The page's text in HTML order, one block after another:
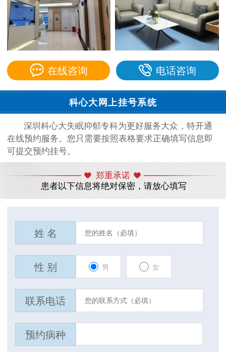
在线咨询 电话咨询
科心大网上挂号系统
深圳科心大失眠抑郁专科为更好服务大众，特开通
在线预约服务。您只需要按照表格要求正确填写信息即
可提交预约挂号。
郑重承诺
患者以下信息将绝对保密，请放心填写
姓 名
性 别 男 女
联系电话
预约病种